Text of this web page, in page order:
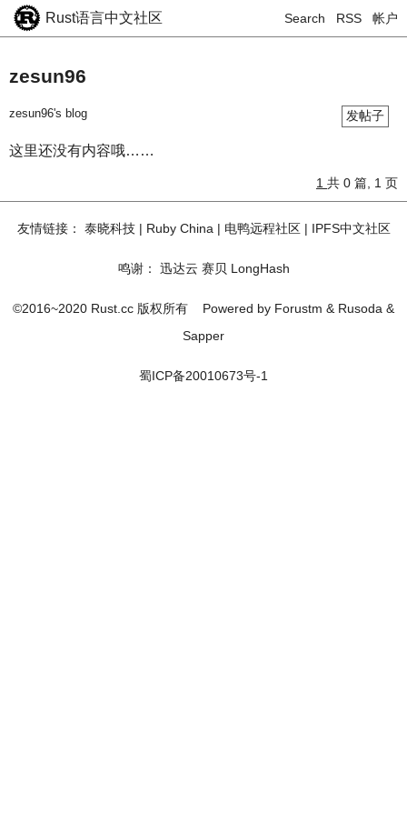
Rust语言中文社区 Search RSS 帐户
zesun96
发帖子
zesun96's blog
这里还没有内容哦……
1 共 0 篇, 1 页
友情链接： 泰晓科技| Ruby China | 电鸭远程社区| IPFS中文社区
鸣谢： 迅达云 赛贝 LongHash
©2016~2020 Rust.cc 版权所有 Powered by Forustm & Rusoda &
Sapper
蜀ICP备20010673号-1